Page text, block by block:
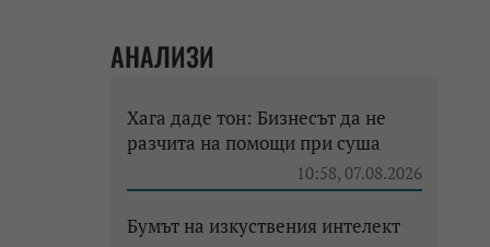
АНАЛИЗИ
Хага даде тон: Бизнесът да не
разчита на помощи при суша
10:58, 07.08.2026
Бумът на изкуствения интелект